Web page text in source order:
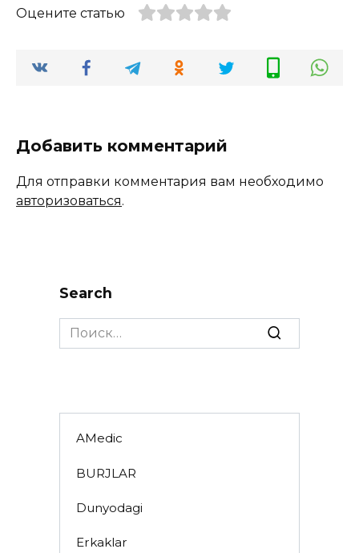
Оцените статью
Добавить комментарий
Для отправки комментария вам необходимо
авторизоваться.
Search
Search
for:
AMedic
BURJLAR
Dunyodagi
Erkaklar